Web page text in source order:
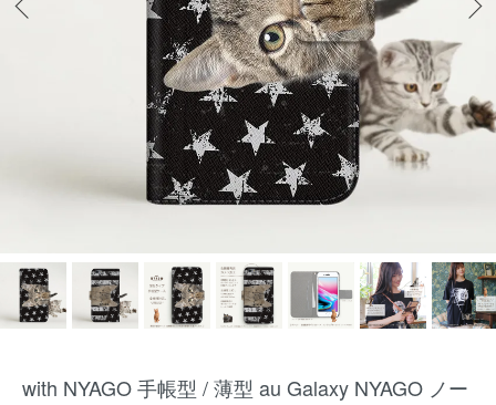
with NYAGO 手帳型 / 薄型 au Galaxy NYAGO ノー